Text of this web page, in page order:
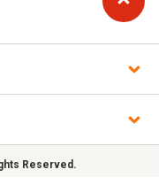
Reserved.